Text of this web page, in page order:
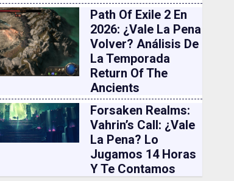
Path Of Exile 2 En
2026: ¿vale La Pena
Volver? Análisis De
La Temporada
Return Of The
Ancients
Forsaken Realms:
Vahrin’s Call: ¿vale
La Pena? Lo
Jugamos 14 Horas
Y Te Contamos